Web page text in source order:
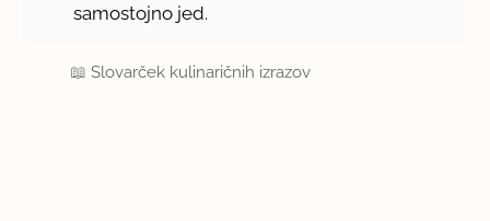
samostojno jed.
📖Slovarček kulinaričnih izrazov